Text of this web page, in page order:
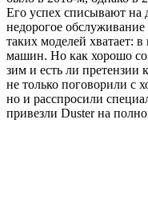
Его успех списывают на
недорогое
таких моделей хватает:
машин. Но как хорошо
зим и есть ли
не только поговорили с
но и расспросили
привезли Duster на